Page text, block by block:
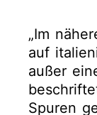
„Im
auf
außer
Spuren